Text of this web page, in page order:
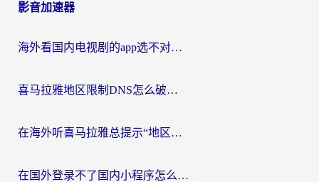
影音加速器
海外看国内电视剧的app选不对？这份回国加速器避坑指南帮你流畅追剧
喜马拉雅地区限制DNS怎么破？海外党听国内音乐听书的终极解决方案
在海外听喜马拉雅总提示“地区限制”？3步轻松解除+听国内音乐全攻略
在国外登录不了国内小程序怎么办？选对回国加速器，轻松解锁国内资源